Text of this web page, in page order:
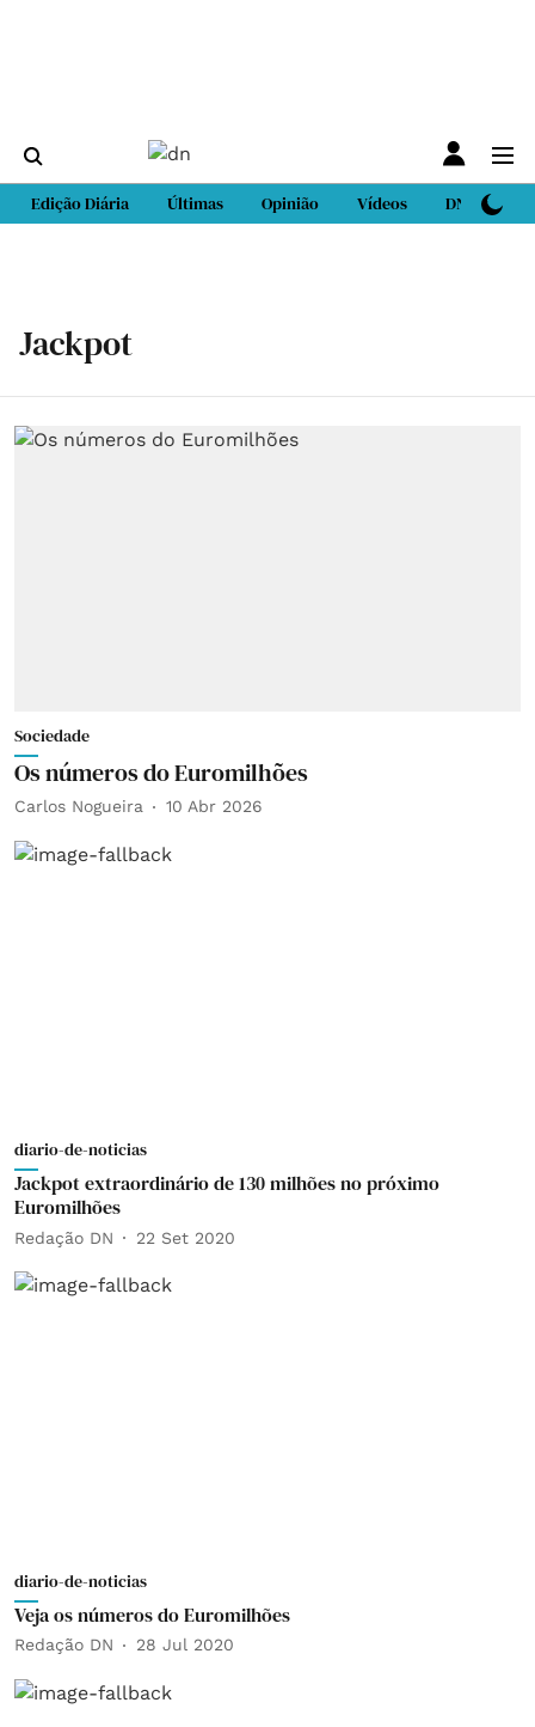
Edição Diária Últimas Opinião Vídeos DN Sport
Jackpot
Sociedade
Os números do Euromilhões
Carlos Nogueira 10 Abr 2026
diario-de-noticias
Jackpot extraordinário de 130 milhões no próximo
Euromilhões
Redação DN 22 Set 2020
diario-de-noticias
Veja os números do Euromilhões
Redação DN 28 Jul 2020